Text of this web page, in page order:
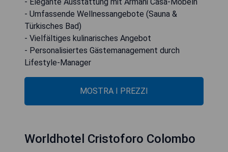
- Umfassende Wellnessangebote (Sauna &
Türkisches Bad)
- Vielfältiges kulinarisches Angebot
- Personalisiertes Gästemanagement durch
Lifestyle-Manager
MOSTRA I PREZZI
Worldhotel Cristoforo Colombo